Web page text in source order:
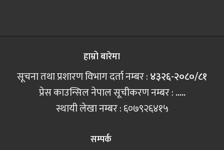
हाम्रो बारेमा
सूचना तथा प्रशारण विभाग दर्ता नम्बर :४३२६-२०८०/८१
प्रेस काउन्सिल नेपाल सूचीकरण नम्बर :.....
स्थायी लेखा नम्बर : ६०७९२६४१५
सम्पर्क